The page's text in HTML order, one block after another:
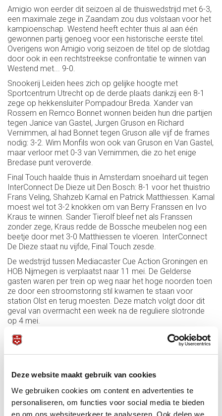
Deze website maakt gebruik van cookies
We gebruiken cookies om content en advertenties te
personaliseren, om functies voor social media te bieden
en om ons websiteverkeer te analyseren. Ook delen we
Amigio won eerder dit seizoen al de thuiswedstrijd met 6-3,
een maximale zege in Zaandam zou dus volstaan voor het
kampioenschap. Westend heeft echter thuis al aan één
gewonnen partij genoeg voor een historische eerste titel.
Overigens won Amigio vorig seizoen de titel op de slotdag
door ook in een rechtstreekse confrontatie te winnen van
Westend met... 9-0.
Snookerij Leiden hees zich op gelijke hoogte met
Sportcentrum Utrecht op de derde plaats dankzij een 8-1
zege op hekkensluiter Pompadour Breda. Xander van
Rossem en Remco Bonnet wonnen beiden hun drie partijen
tegen Janice van Gastel, Jurgen Gruson en Richard
Vernimmen, al had Bonnet tegen Gruson alle vijf de frames
nodig: 3-2. Wim Monfils won ook van Gruson en Van Gastel,
maar verloor met 0-3 van Vernimmen, die zo het enige
Bredase punt veroverde.
Final Touch haalde thuis in Amsterdam snoeihard uit tegen
InterConnect De Dieze uit Den Bosch: 8-1 voor het thuistrio
Frans Veling, Shahzeb Kamal en Patrick Matthiessen. Kamal
moest wel tot 3-2 knokken om van Berry Franssen en Ivo
Kraus te winnen. Sander Tierolf bleef net als Franssen
zonder zege, Kraus redde de Bossche meubelen nog een
beetje door met 3-0 Matthiessen te vloeren. InterConnect
De Dieze staat nu vijfde, Final Touch zesde.
De wedstrijd tussen Mediacaster Cue Action Groningen en
HOB Nijmegen is verplaatst naar 11 mei. De Gelderse
gasten waren per trein op weg naar het hoge noorden toen
ze door een stroomstoring stil kwamen te staan voor
station Olst en terug moesten. Deze match volgt door dit
geval van overmacht een week na de reguliere slotronde
op 4 mei.